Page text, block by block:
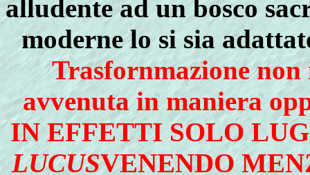
alludente ad un bosco
moderne lo si sia
Trasfornmazione non
avvenuta in maniera
IN EFFETTI SOLO
LUCUSVENENDO